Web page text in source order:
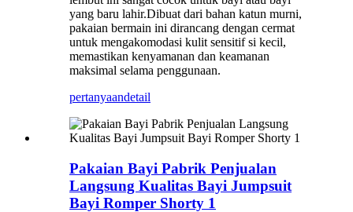
yang baru lahir.Dibuat dari bahan katun murni,
pakaian bermain ini dirancang dengan cermat
untuk mengakomodasi kulit sensitif si kecil,
memastikan kenyamanan dan keamanan
maksimal selama penggunaan.
pertanyaandetail
Pakaian Bayi Pabrik Penjualan
Langsung Kualitas Bayi Jumpsuit
Bayi Romper Shorty 1